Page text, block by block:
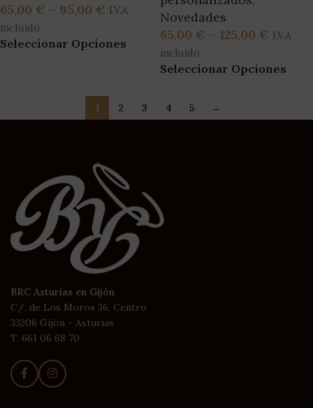
65,00 € – 95,00 € I.V.A
incluido
Seleccionar Opciones
Novedades
65,00 € – 125,00 € I.V.A
incluido
Seleccionar Opciones
1 2 3 4 5 →
BRC Asturias en Gijón
C/. de Los Moros 36, Centro
33206 Gijón - Asturias
T. 661 06 68 70